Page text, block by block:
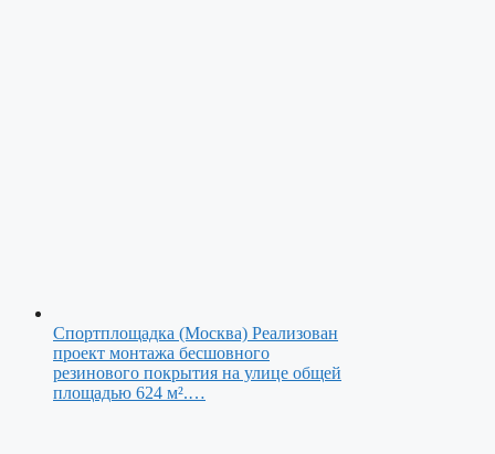
Спортплощадка (Москва) Реализован
проект монтажа бесшовного
резинового покрытия на улице общей
площадью 624 м².…